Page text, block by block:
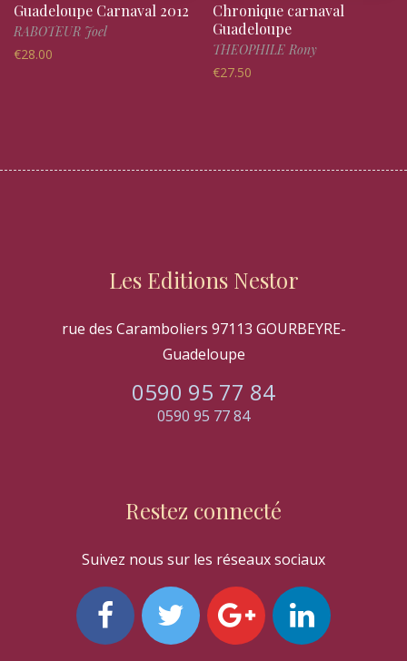
Guadeloupe Carnaval 2012
RABOTEUR Joel
€28.00
Chronique carnaval
Guadeloupe
THEOPHILE Rony
€27.50
Les Editions Nestor
rue des Caramboliers 97113 GOURBEYRE-
Guadeloupe
0590 95 77 84
0590 95 77 84
Restez connecté
Suivez nous sur les réseaux sociaux